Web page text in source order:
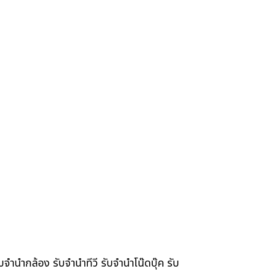
ำนำกล้อง รับจำนำทีวี รับจำนำโน๊ดบุ๊ค รับ